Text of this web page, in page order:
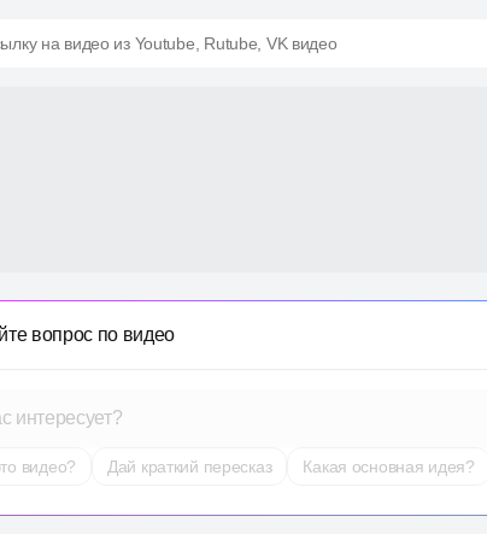
на видео из Youtube, Rutube, VK видео
вопрос по видео
интересует?
видео? Дай краткий пересказ Какая основная идея?